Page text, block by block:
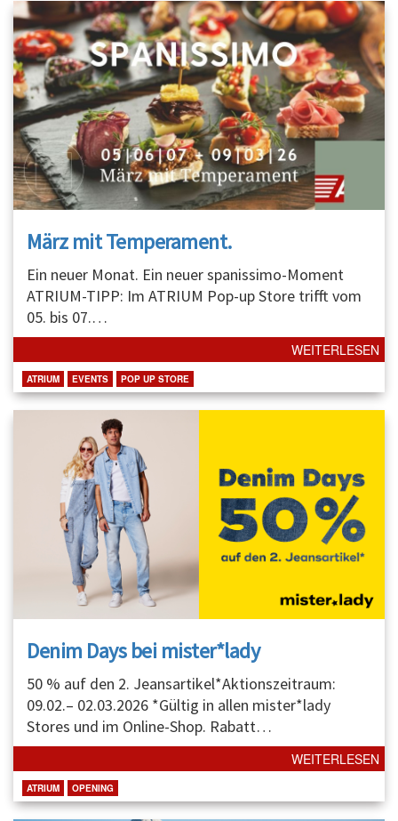
März mit Temperament.
Ein neuer Monat. Ein neuer spanissimo-Moment
ATRIUM-TIPP: Im ATRIUM Pop-up Store trifft vom
05. bis 07.…
WEITERLESEN
ATRIUM EVENTS POP UP STORE
Denim Days bei mister*lady
50 % auf den 2. Jeansartikel*Aktionszeitraum:
09.02.– 02.03.2026 *Gültig in allen mister*lady
Stores und im Online-Shop. Rabatt…
WEITERLESEN
ATRIUM OPENING